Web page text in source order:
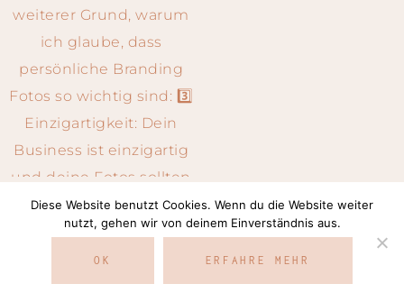
Auf Instagram folgen
COPYRIGHT © 2026 · SILVIA NEUMANN ·
Diese Website benutzt Cookies. Wenn du die Website weiter
nutzt, gehen wir von deinem Einverständnis aus.
OK ERFAHRE MEHR